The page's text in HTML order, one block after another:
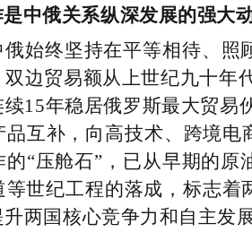
中俄关系纵深发展的强大
始终坚持在平等相待、
边贸易额从上世纪九十年
15年稳居俄罗斯最大贸
互补，向高技术、跨境
“压舱石”，已从早期的
世纪工程的落成，标志
两国核心竞争力和自主发